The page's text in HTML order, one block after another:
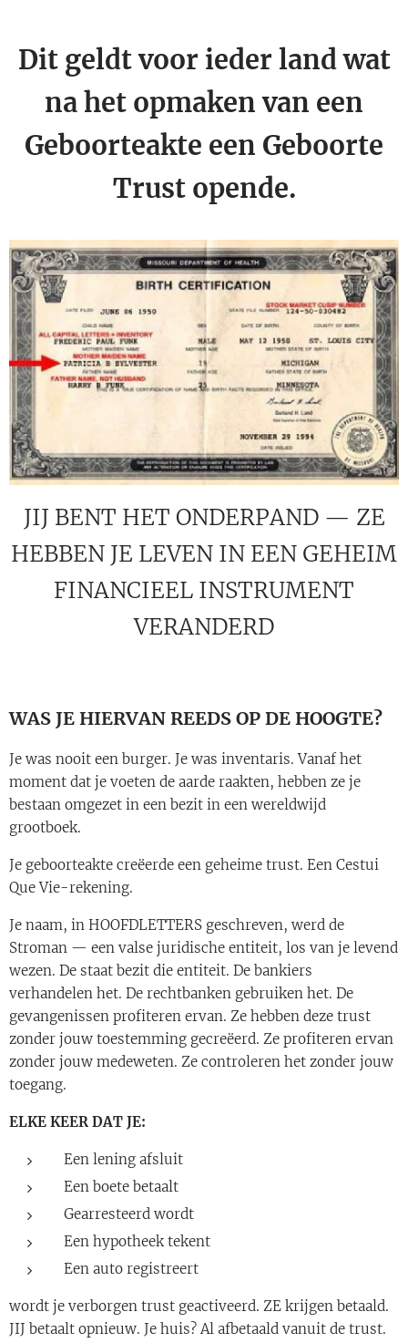
Dit geldt voor ieder land wat
na het opmaken van een
Geboorteakte een Geboorte
Trust opende.
JIJ BENT HET ONDERPAND — ZE
HEBBEN JE LEVEN IN EEN GEHEIM
FINANCIEEL INSTRUMENT
VERANDERD
WAS JE HIERVAN REEDS OP DE HOOGTE?
Je was nooit een burger. Je was inventaris. Vanaf het
moment dat je voeten de aarde raakten, hebben ze je
bestaan ​​omgezet in een bezit in een wereldwijd
grootboek.
Je geboorteakte creëerde een geheime trust. Een Cestui
Que Vie-rekening.
Je naam, in HOOFDLETTERS geschreven, werd de
Stroman — een valse juridische entiteit, los van je levend
wezen. De staat bezit die entiteit. De bankiers
verhandelen het. De rechtbanken gebruiken het. De
gevangenissen profiteren ervan. Ze hebben deze trust
zonder jouw toestemming gecreëerd. Ze profiteren ervan
zonder jouw medeweten. Ze controleren het zonder jouw
toegang.
ELKE KEER DAT JE:
Een lening afsluit
Een boete betaalt
Gearresteerd wordt
Een hypotheek tekent
Een auto registreert
wordt je verborgen trust geactiveerd. ZE krijgen betaald.
JIJ betaalt opnieuw. Je huis? Al afbetaald vanuit de trust.